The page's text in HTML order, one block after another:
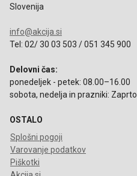
Slovenija
info@akcija.si
Tel: 02/ 30 03 503 / 051 345 900
Delovni čas:
ponedeljek - petek: 08.00–16.00
sobota, nedelja in prazniki: Zaprto
OSTALO
Splošni pogoji
Varovanje podatkov
Piškotki